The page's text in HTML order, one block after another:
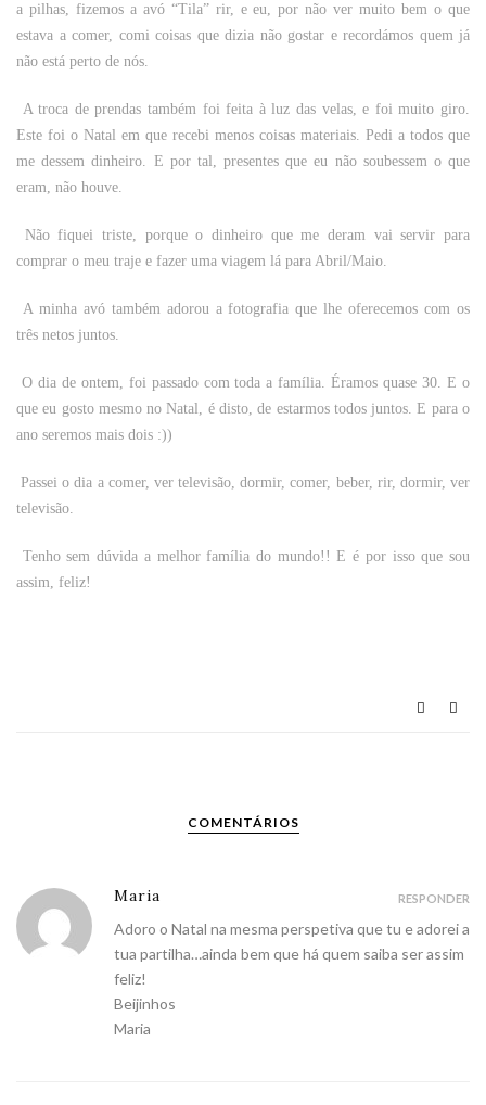
a pilhas, fizemos a avó “Tila” rir, e eu, por não ver muito bem o que
estava a comer, comi coisas que dizia não gostar e recordámos quem já
não está perto de nós.
A troca de prendas também foi feita à luz das velas, e foi muito giro.
Este foi o Natal em que recebi menos coisas materiais. Pedi a todos que
me dessem dinheiro. E por tal, presentes que eu não soubessem o que
eram, não houve.
Não fiquei triste, porque o dinheiro que me deram vai servir para
comprar o meu traje e fazer uma viagem lá para Abril/Maio.
A minha avó também adorou a fotografia que lhe oferecemos com os
três netos juntos.
O dia de ontem, foi passado com toda a família. Éramos quase 30. E o
que eu gosto mesmo no Natal, é disto, de estarmos todos juntos. E para o
ano seremos mais dois :))
Passei o dia a comer, ver televisão, dormir, comer, beber, rir, dormir, ver
televisão.
Tenho sem dúvida a melhor família do mundo!! E é por isso que sou
assim, feliz!
COMENTÁRIOS
Maria
Adoro o Natal na mesma perspetiva que tu e adorei a
tua partilha…ainda bem que há quem saiba ser assim
feliz!
Beijinhos
Maria
RESPONDER